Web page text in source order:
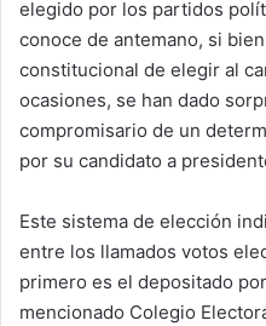
elegido por los partidos
conoce de antemano, si
constitucional de elegir al
ocasiones, se han dado
compromisario de un
por su candidato a
Este sistema de elección
entre los llamados votos
primero es el depositado
mencionado Colegio